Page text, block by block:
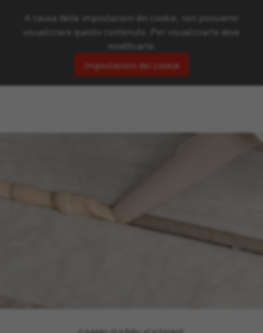
A causa delle impostazioni dei cookie, non possiamo
visualizzare questo contenuto. Per visualizzarlo deve
modificarle.
Impostazioni dei cookie